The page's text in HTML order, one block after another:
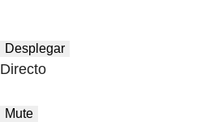
Desplegar
Directo
Mute